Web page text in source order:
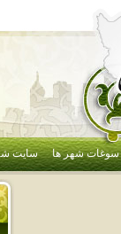
سوغات شهر ها سایت